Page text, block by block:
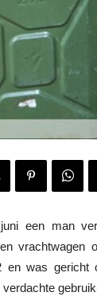
een man
vrachtwagen
en was gericht